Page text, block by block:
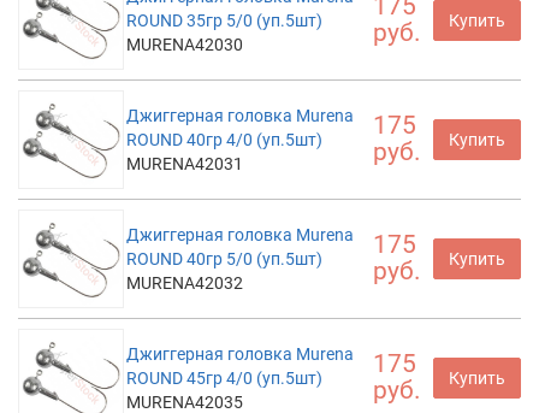
ROUND 35гр 5/0 (уп.5шт)
MURENA42030
175
руб.
Купить
Джиггерная головка Murena
ROUND 40гр 4/0 (уп.5шт)
MURENA42031
175
руб.
Купить
Джиггерная головка Murena
ROUND 40гр 5/0 (уп.5шт)
MURENA42032
175
руб.
Купить
Джиггерная головка Murena
ROUND 45гр 4/0 (уп.5шт)
MURENA42035
175
руб.
Купить